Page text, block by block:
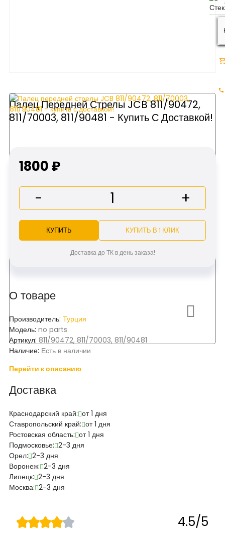
Палец Передней Стрелы JCB 811/90472,
811/70003, 811/90481 - Купить С Доставкой!
О товаре
Производитель: Турция
Модель: no parts
Артикул: 811/90472, 811/70003, 811/90481
Наличие: Есть в наличии
Перейти к описанию
Доставка
Краснодарский край: от 1 дня
Ставропольский край: от 1 дня
Ростовская область: от 1 дня
Подмосковье: 2-3 дня
Орел: 2-3 дня
Воронеж: 2-3 дня
Липецк: 2-3 дня
Москва: 2-3 дня
1800 ₽
- +
КУПИТЬ КУПИТЬ В 1 КЛИК
Доставка до ТК в день заказа!
4.5/5